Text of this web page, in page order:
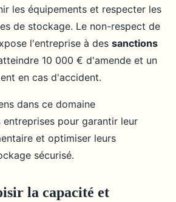
les équipements et respecter les
de stockage. Le non-respect de
l'entreprise à des sanctions
10 000 € d'amende et un
en cas d'accident.
dans ce domaine
pour garantir leur
et optimiser leurs
sécurisé.
la capacité et